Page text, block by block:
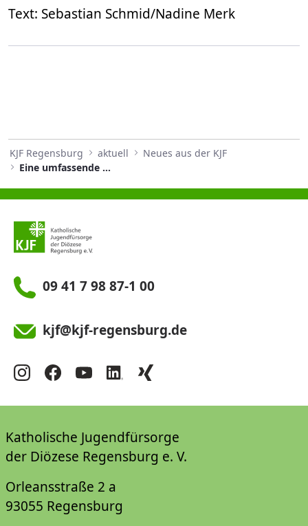
Text: Sebastian Schmid/Nadine Merk
KJF Regensburg aktuell
Neues aus der KJF
Eine umfassende Neubestimmung der Baugeschichte
09 41 7 98 87-1 00
kjf@kjf-regensburg.de
Katholische Jugendfürsorge
der Diözese Regensburg e. V.
Orleansstraße 2 a
93055 Regensburg